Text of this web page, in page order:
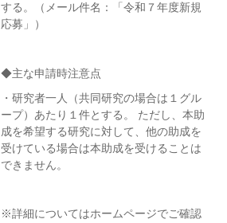
する。（メール件名：「令和７年度新規
応募」）
◆主な申請時注意点
・研究者一人（共同研究の場合は１グル
ープ）あたり１件とする。 ただし、本助
成を希望する研究に対して、他の助成を
受けている場合は本助成を受けることは
できません。
※詳細についてはホームページでご確認